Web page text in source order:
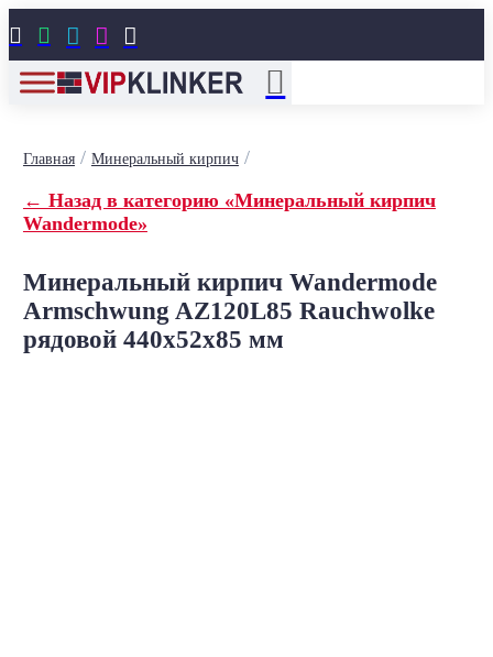
    
Главная/ Минеральный кирпич/
← Назад в категорию «Минеральный кирпич
Wandermode»
Минеральный кирпич Wandermode
Armschwung AZ120L85 Rauchwolke
рядовой 440x52x85 мм